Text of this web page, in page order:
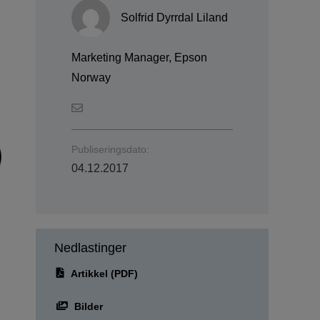
Solfrid Dyrrdal Liland
Marketing Manager, Epson
Norway
Publiseringsdato:
04.12.2017
Nedlastinger
Artikkel (PDF)
Bilder